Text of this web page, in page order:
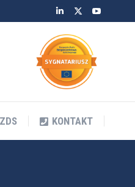
LinkedinTwitterYouTube
KONTAKT
KONTAKT